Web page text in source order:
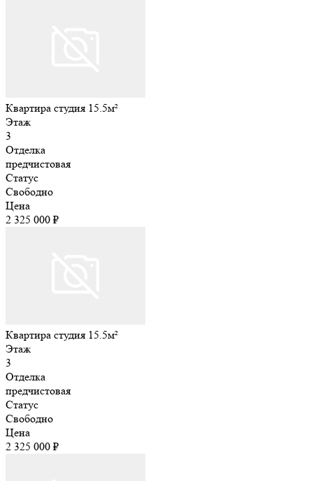
Квартира студия 15.5м²
Этаж
3
Отделка
предчистовая
Статус
Свободно
Цена
2 325 000 ₽
Квартира студия 15.5м²
Этаж
3
Отделка
предчистовая
Статус
Свободно
Цена
2 325 000 ₽